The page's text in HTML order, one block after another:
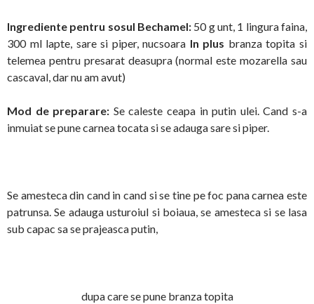
Ingrediente pentru sosul Bechamel: 50 g unt, 1 lingura faina,
300 ml lapte, sare si piper, nucsoara In plus branza topita si
telemea pentru presarat deasupra (normal este mozarella sau
cascaval, dar nu am avut)
Mod de preparare: Se caleste ceapa in putin ulei. Cand s-a
inmuiat se pune carnea tocata si se adauga sare si piper.
Se amesteca din cand in cand si se tine pe foc pana carnea este
patrunsa. Se adauga usturoiul si boiaua, se amesteca si se lasa
sub capac sa se prajeasca putin,
dupa care se pune branza topita